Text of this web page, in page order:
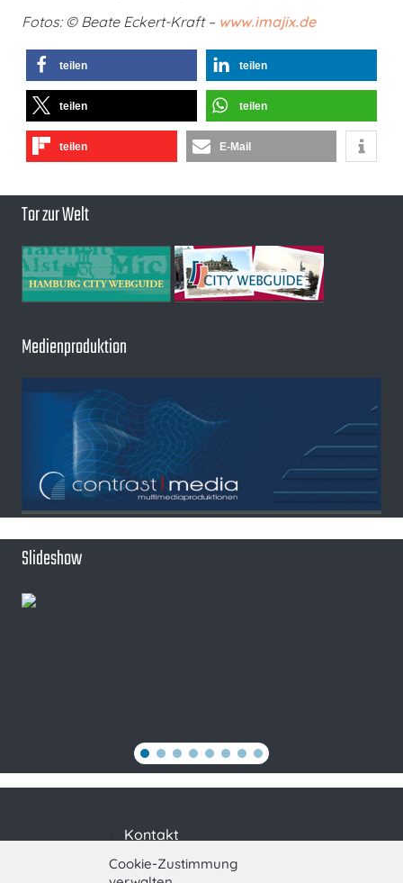
Cookie-Zustimmung
Fotos: © Beate Eckert-Kraft – www.imajix.de
teilen teilen
teilen teilen
teilen E-Mail
Tor zur Welt
Medienproduktion
Slideshow
Kontakt
Impressum